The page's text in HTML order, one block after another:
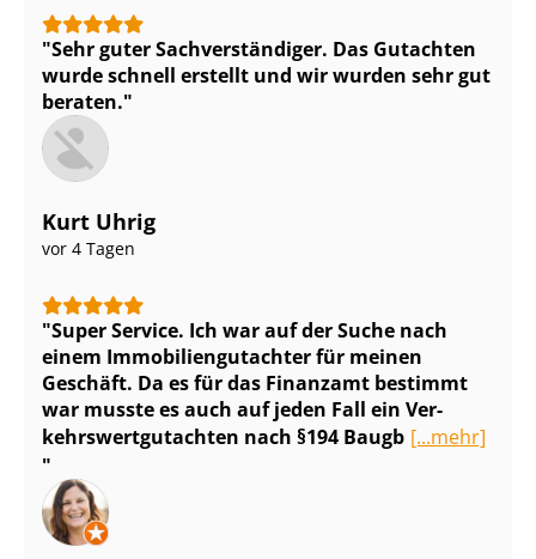
Sehr guter Sach­ver­stän­di­ger. Das Gutachten
wurde schnell erstellt und wir wurden sehr gut
beraten.
Kurt Uhrig
vor 4 Tagen
Super Service. Ich war auf der Suche nach
einem Im­mo­bi­li­en­gut­ach­ter für meinen
Geschäft. Da es für das Finanzamt bestimmt
war musste es auch auf jeden Fall ein Ver­
kehrs­wert­gut­ach­ten nach §194 Baugb [...mehr]